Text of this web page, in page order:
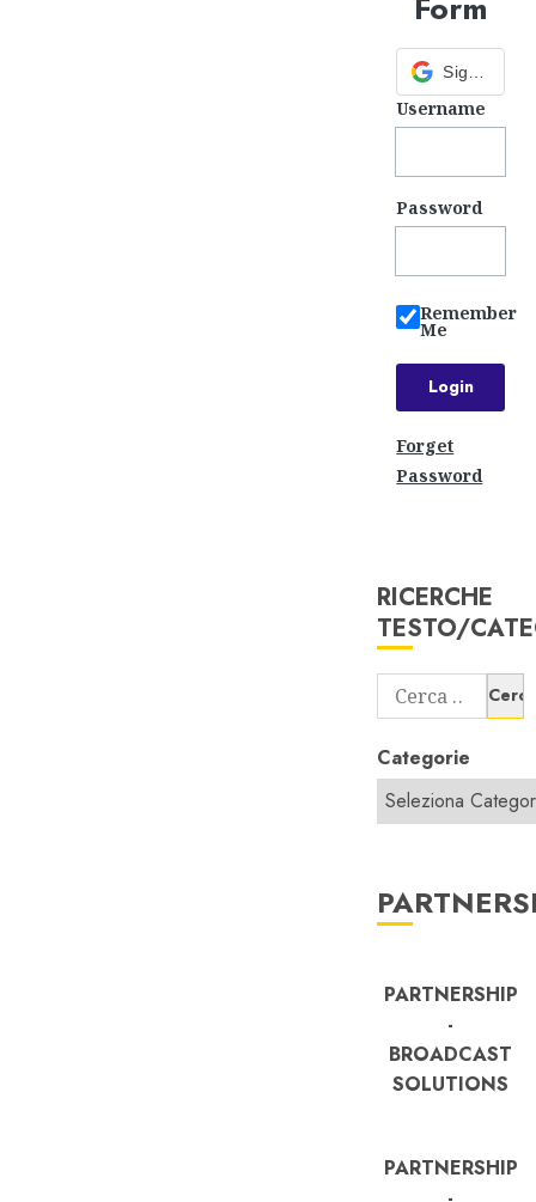
Username
Password
Remember
Me
Forget
Password
RICERCHE
TESTO/
Ricerca
per:
Categorie
PARTNERSHIP
-
BROADCAST
SOLUTIONS
PARTNERSHIP